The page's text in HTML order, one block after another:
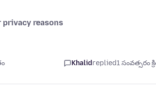
privacy reasons
Khalidreplied1 సంవత్సరం